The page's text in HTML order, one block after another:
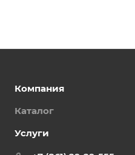
Компания
Каталог
Услуги